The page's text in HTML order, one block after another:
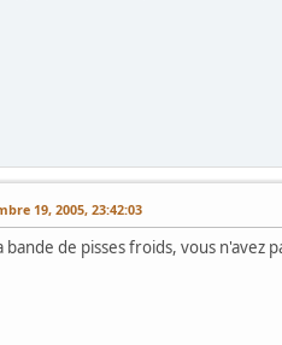
19, 2005, 23:42:03
bande de pisses froids, vous n'avez